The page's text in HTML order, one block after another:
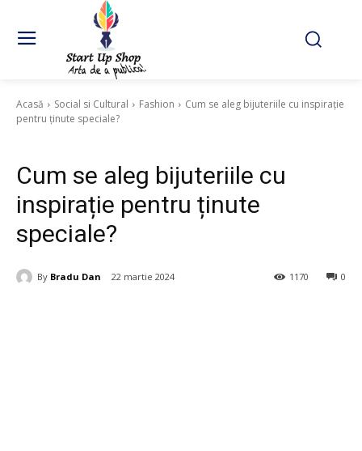
Acasă Social si Cultural Fashion
Cum se aleg bijuteriile cu inspirație
pentru ținute speciale?
Cum se aleg bijuteriile cu
inspirație pentru ținute
speciale?
By Bradu Dan 22 martie 2024 0
1170